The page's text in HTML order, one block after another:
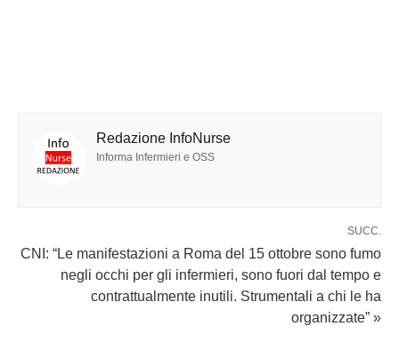
Redazione InfoNurse
Informa Infermieri e OSS
SUCC.
CNI: “Le manifestazioni a Roma del 15 ottobre sono fumo
negli occhi per gli infermieri, sono fuori dal tempo e
contrattualmente inutili. Strumentali a chi le ha
organizzate” »